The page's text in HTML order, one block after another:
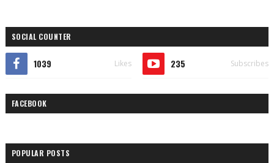
SOCIAL COUNTER
1039 Likes 235 Subscribes
FACEBOOK
POPULAR POSTS